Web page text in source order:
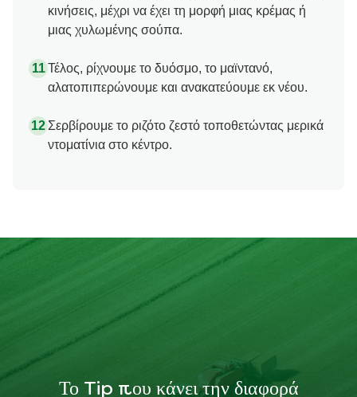
κινήσεις, μέχρι να έχει τη μορφή μιας κρέμας ή
μιας χυλωμένης σούπα.
Τέλος, ρίχνουμε το δυόσμο, το μαϊντανό,
αλατοπιπερώνουμε και ανακατεύουμε εκ νέου.
Σερβίρουμε το ριζότο ζεστό τοποθετώντας μερικά
ντοματίνια στο κέντρο.
Το Tip που κάνει την διαφορά